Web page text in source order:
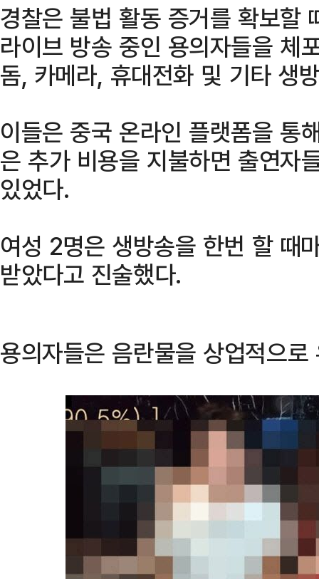
경찰은 불법 활동 증거를 확보할
라이브 방송 중인 용의자들을 체
돔, 카메라, 휴대전화 및 기타 생
이들은 중국 온라인 플랫폼을 통
은 추가 비용을 지불하면 출연자
있었다.
여성 2명은 생방송을 한번 할
받았다고 진술했다.
용의자들은 음란물을 상업적으